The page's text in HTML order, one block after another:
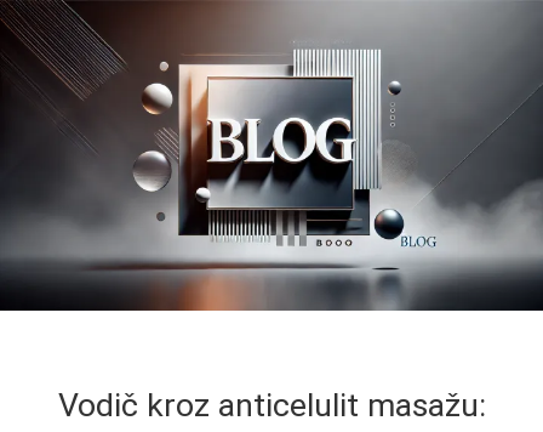
Vodič kroz anticelulit masažu: